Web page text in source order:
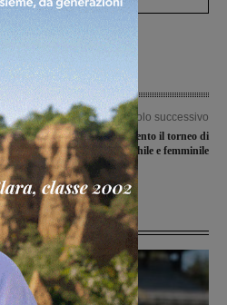
Articolo successivo
A Rignano in svolgimento il torneo di
quarta categoria maschile e femminile